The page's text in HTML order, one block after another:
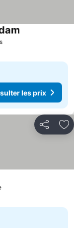
les prix
Partager